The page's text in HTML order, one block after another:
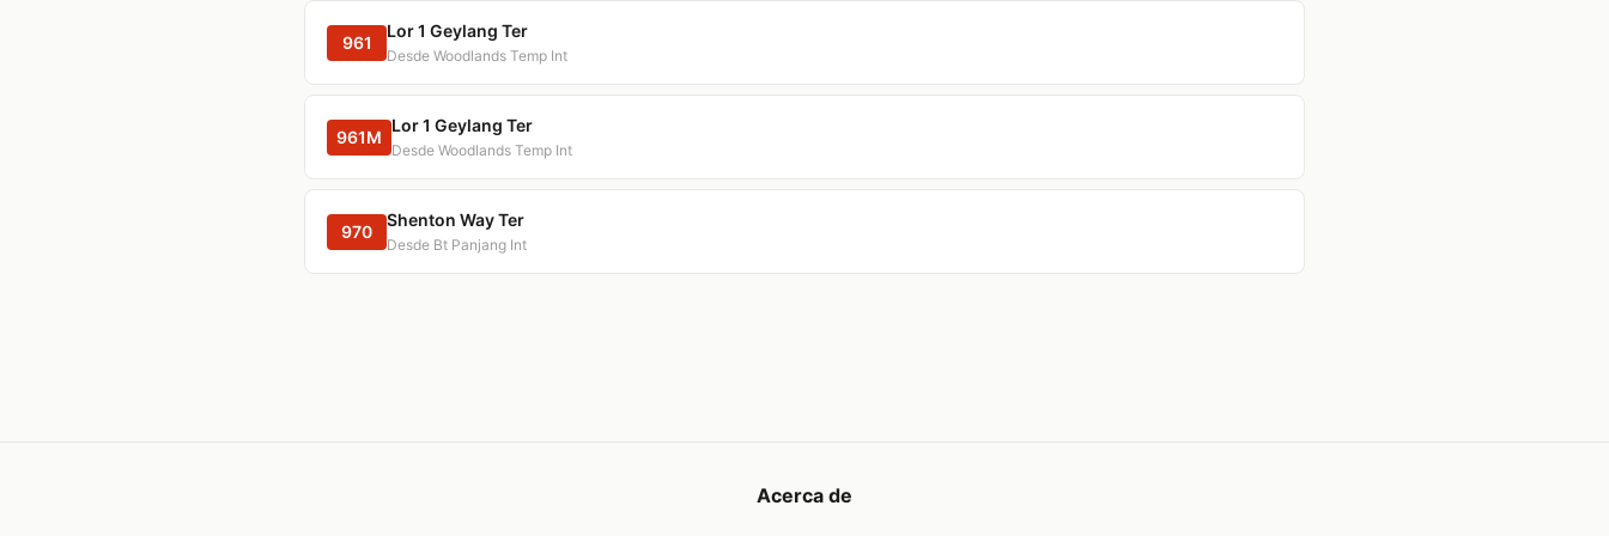
961
Lor 1 Geylang Ter
Desde Woodlands Temp Int
961M
Lor 1 Geylang Ter
Desde Woodlands Temp Int
970
Shenton Way Ter
Desde Bt Panjang Int
Acerca de